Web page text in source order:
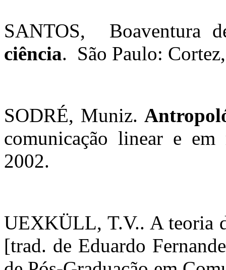
SANTOS,
Boaventura
ciência. São Paulo:
SODRÉ, Muniz.
comunicação linear e em
2002.
UEXKÜLL, T.V.. A teoria
[trad. de Eduardo